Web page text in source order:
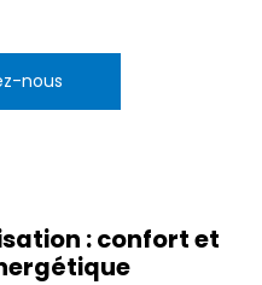
nous
: confort et